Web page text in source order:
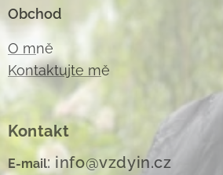
Obchod
O mně
Kontaktujte mě
Kontakt
E-mail: info@vzdyin.cz